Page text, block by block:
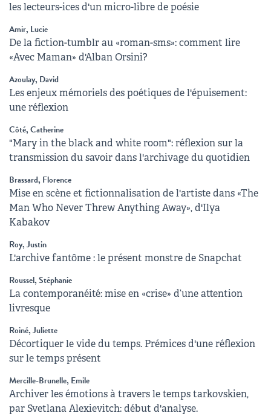
les lecteurs-ices d'un micro-libre de poésie
Amir, Lucie
De la fiction-tumblr au «roman-sms»: comment lire
«Avec Maman» d'Alban Orsini?
Azoulay, David
Les enjeux mémoriels des poétiques de l'épuisement:
une réflexion
Côté, Catherine
"Mary in the black and white room": réflexion sur la
transmission du savoir dans l'archivage du quotidien
Brassard, Florence
Mise en scène et fictionnalisation de l'artiste dans «The
Man Who Never Threw Anything Away», d'Ilya
Kabakov
Roy, Justin
L'archive fantôme : le présent monstre de Snapchat
Roussel, Stéphanie
La contemporanéité: mise en «crise» d’une attention
livresque
Roiné, Juliette
Décortiquer le vide du temps. Prémices d'une réflexion
sur le temps présent
Mercille-Brunelle, Emile
Archiver les émotions à travers le temps tarkovskien,
par Svetlana Alexievitch: début d'analyse.